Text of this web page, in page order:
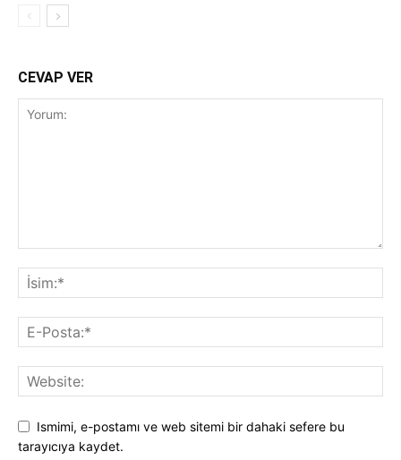
CEVAP VER
Ismimi, e-postamı ve web sitemi bir dahaki sefere bu
tarayıcıya kaydet.